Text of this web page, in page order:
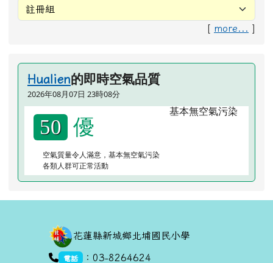
[ more... ]
Hualien的即時空氣品質
2026年08月07日 23時08分
50 優
空氣質量令人滿意，基本無空氣污染
各類人群可正常活動
花蓮縣新城鄉北埔國民小學
link to https://goo.gl/maps/dUx2GHvcPmq
電話 ：03-8264624